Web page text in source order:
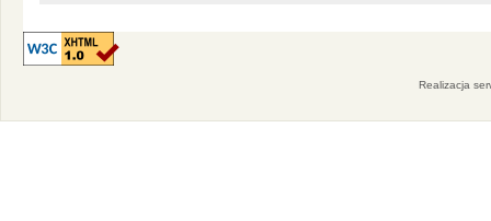
Realizacja